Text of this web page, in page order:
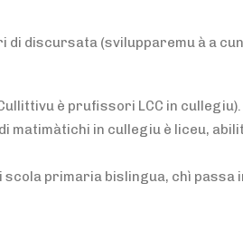
di discursata (svilupparemu à a
è prufissori LCC in cullegiu).
matimàtichi in cullegiu è liceu,
primaria bislingua, chì passa